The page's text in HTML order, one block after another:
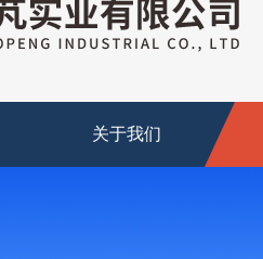
关于我们